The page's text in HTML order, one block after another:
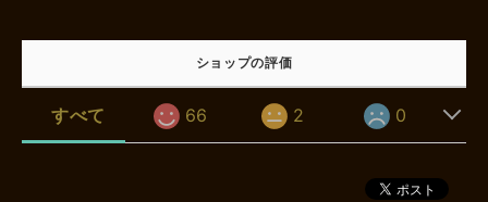
ショップの評価
すべて 66 2 0